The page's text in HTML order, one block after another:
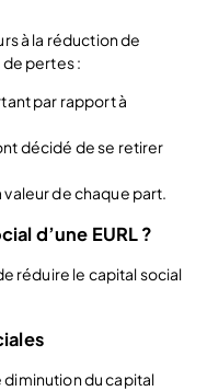
à la réduction de
de pertes :
par rapport à
décidé de se retirer
valeur de chaque part.
d’une EURL ?
réduire le capital social
diminution du capital